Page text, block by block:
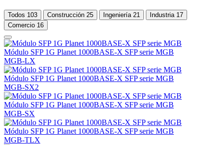
Todos 103 Construcción 25 Ingeniería 21 Industria 17
Comercio 16
Módulo SFP 1G Planet 1000BASE-X SFP serie MGB
MGB-LX
Módulo SFP 1G Planet 1000BASE-X SFP serie MGB
MGB-SX2
Módulo SFP 1G Planet 1000BASE-X SFP serie MGB
MGB-SX
Módulo SFP 1G Planet 1000BASE-X SFP serie MGB
MGB-TLX